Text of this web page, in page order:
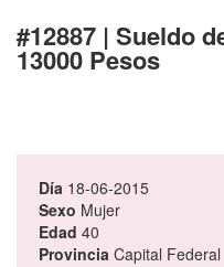
#12887 | Sueldo
13000 Pesos
Día 18-06-2015
Sexo Mujer
Edad 40
Provincia Capital Federal